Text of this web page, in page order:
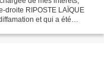
droite RIPOSTE LAÏQUE
et qui a été